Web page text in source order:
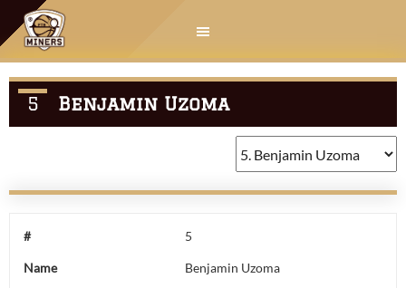
Springe
zum
Inhalt
5 Benjamin Uzoma
# 5
Name Benjamin Uzoma